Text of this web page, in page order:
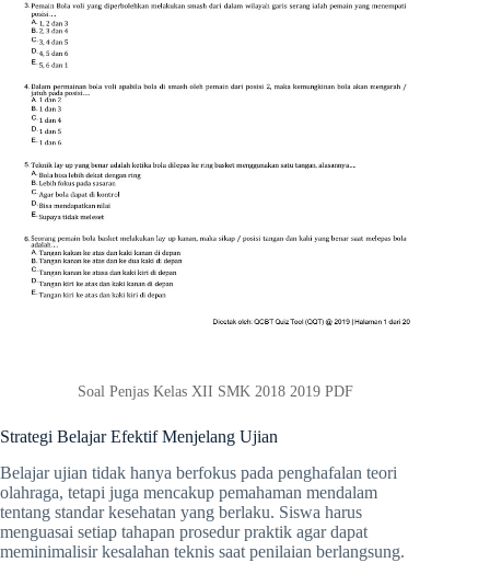
Soal Penjas Kelas XII SMK 2018 2019 PDF
Strategi Belajar Efektif Menjelang Ujian
Belajar ujian tidak hanya berfokus pada penghafalan teori
olahraga, tetapi juga mencakup pemahaman mendalam
tentang standar kesehatan yang berlaku. Siswa harus
menguasai setiap tahapan prosedur praktik agar dapat
meminimalisir kesalahan teknis saat penilaian berlangsung.